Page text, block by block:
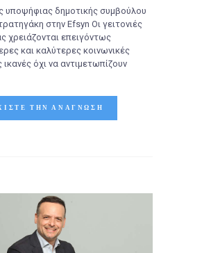
υποψήφιας δημοτικής συμβούλου
στην Efsyn Οι γειτονιές
χρειάζονται επειγόντως
και καλύτερες κοινωνικές
ικανές όχι να αντιμετωπίζουν
ΤΗΝ ΑΝΆΓΝΩΣΗ